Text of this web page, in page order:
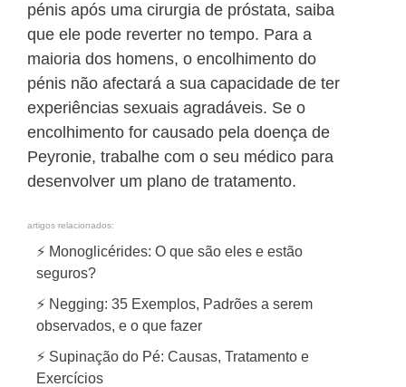
pénis após uma cirurgia de próstata, saiba
que ele pode reverter no tempo. Para a
maioria dos homens, o encolhimento do
pénis não afectará a sua capacidade de ter
experiências sexuais agradáveis. Se o
encolhimento for causado pela doença de
Peyronie, trabalhe com o seu médico para
desenvolver um plano de tratamento.
artigos relacionados:
⚡ Monoglicérides: O que são eles e estão
seguros?
⚡ Negging: 35 Exemplos, Padrões a serem
observados, e o que fazer
⚡ Supinação do Pé: Causas, Tratamento e
Exercícios